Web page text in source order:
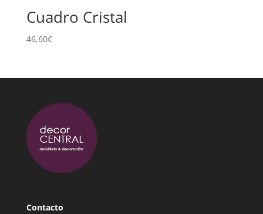
Cuadro Cristal
46,60€
Contacto